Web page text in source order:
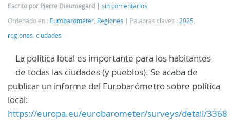
Escrito por Pierre Dieumegard
sin comentarios
Ordenado en : Eurobarometer Regiones Palabras claves : 2025
regiones ciudades
La política local es importante para los habitantes
de todas las ciudades (y pueblos). Se acaba de
publicar un informe del Eurobarómetro sobre política
local:
https://europa.eu/eurobarometer/surveys/detail/3368